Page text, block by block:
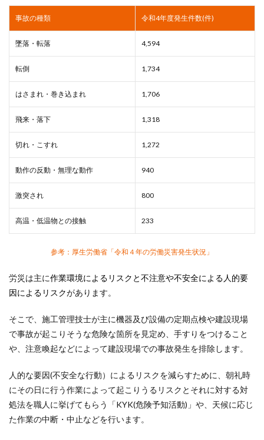
事故の種類 令和4年度発生件数(件)
墜落・転落 4,594
転倒 1,734
はさまれ・巻き込まれ 1,706
飛来・落下 1,318
切れ・こすれ 1,272
動作の反動・無理な動作 940
激突され 800
高温・低温物との接触 233
参考：厚生労働省「令和４年の労働災害発生状況」
労災は主に作業環境によるリスクと不注意や不安全による人的要
因によるリスクがあります。
そこで、施工管理技士が主に機器及び設備の定期点検や建設現場
で事故が起こりそうな危険な箇所を見定め、手すりをつけること
や、注意喚起などによって建設現場での事故発生を排除します。
人的な要因(不安全な行動）によるリスクを減らすために、朝礼時
にその日に行う作業によって起こりうるリスクとそれに対する対
処法を職人に挙げてもらう「KYK(危険予知活動)」や、天候に応じ
た作業の中断・中止などを行います。